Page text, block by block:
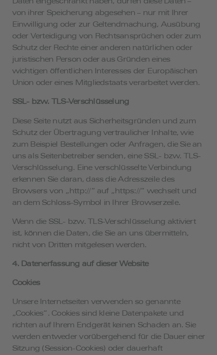
von ihrer Speicherung abgesehen – nur mit Ihrer
Einwilligung oder zur Geltendmachung, Ausübung
oder Verteidigung von Rechtsansprüchen oder zum
Schutz der Rechte einer anderen natürlichen oder
juristischen Person oder aus Gründen eines
wichtigen öffentlichen Interesses der Europäischen
Union oder eines Mitgliedstaats verarbeitet werden.
SSL- bzw. TLS-Verschlüsselung
Diese Seite nutzt aus Sicherheitsgründen und zum
Schutz der Übertragung vertraulicher Inhalte, wie
zum Beispiel Bestellungen oder Anfragen, die Sie an
uns als Seitenbetreiber senden, eine SSL- bzw. TLS-
Verschlüsselung. Eine verschlüsselte Verbindung
erkennen Sie daran, dass die Adresszeile des
Browsers von „http://“ auf „https://“ wechselt und
an dem Schloss-Symbol in Ihrer Browserzeile.
Wenn die SSL- bzw. TLS-Verschlüsselung aktiviert
ist, können die Daten, die Sie an uns übermitteln,
nicht von Dritten mitgelesen werden.
4. Datenerfassung auf dieser Website
Cookies
Unsere Internetseiten verwenden so genannte
„Cookies“. Cookies sind kleine Datenpakete und
richten auf Ihrem Endgerät keinen Schaden an. Sie
werden entweder vorübergehend für die Dauer einer
Sitzung (Session-Cookies) oder dauerhaft